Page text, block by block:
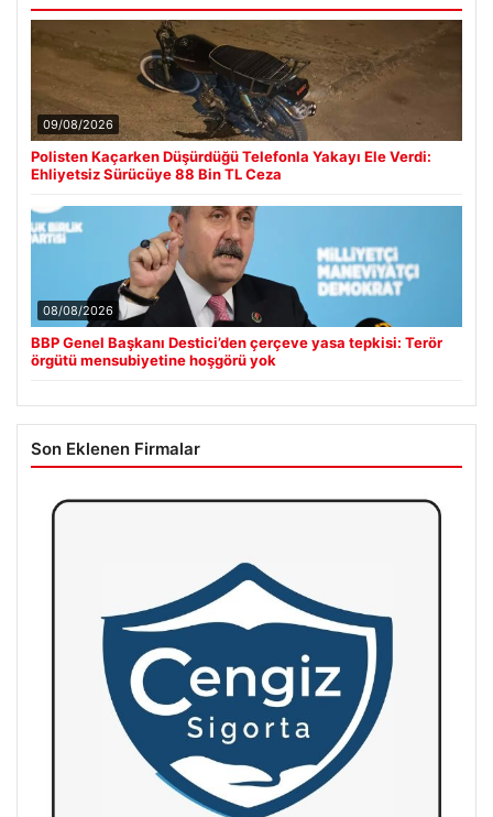
09/08/2026
Polisten Kaçarken Düşürdüğü Telefonla Yakayı Ele Verdi:
Ehliyetsiz Sürücüye 88 Bin TL Ceza
08/08/2026
BBP Genel Başkanı Destici’den çerçeve yasa tepkisi: Terör
örgütü mensubiyetine hoşgörü yok
Son Eklenen Firmalar